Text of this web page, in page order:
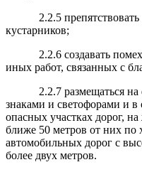
2.2.5
кустарников;
2.2.6 создавать
иных работ, связанных с
2.2.7 размещаться
знаками и светофорами и
опасных участках дорог,
ближе 50 метров от них по
автомобильных дорог с
более двух метров.